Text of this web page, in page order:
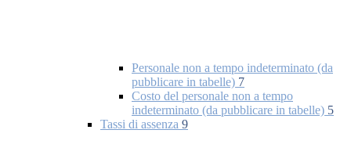
Personale non a tempo indeterminato (da
pubblicare in tabelle) 7
Costo del personale non a tempo
indeterminato (da pubblicare in tabelle) 5
Tassi di assenza 9